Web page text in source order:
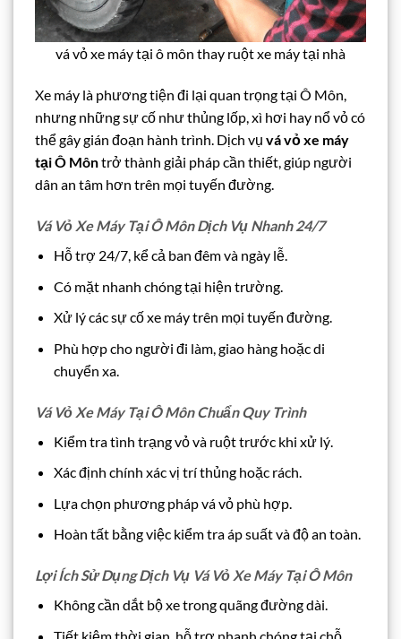
vá vỏ xe máy tại ô môn thay ruột xe máy tại nhà
Xe máy là phương tiện đi lại quan trọng tại Ô Môn,
nhưng những sự cố như thủng lốp, xì hơi hay nổ vỏ có
thể gây gián đoạn hành trình. Dịch vụ vá vỏ xe máy
tại Ô Môntrở thành giải pháp cần thiết, giúp người
dân an tâm hơn trên mọi tuyến đường.
Vá Vỏ Xe Máy Tại Ô Môn Dịch Vụ Nhanh 24/7
Hỗ trợ 24/7, kể cả ban đêm và ngày lễ.
Có mặt nhanh chóng tại hiện trường.
Xử lý các sự cố xe máy trên mọi tuyến đường.
Phù hợp cho người đi làm, giao hàng hoặc di
chuyển xa.
Vá Vỏ Xe Máy Tại Ô Môn Chuẩn Quy Trình
Kiểm tra tình trạng vỏ và ruột trước khi xử lý.
Xác định chính xác vị trí thủng hoặc rách.
Lựa chọn phương pháp vá vỏ phù hợp.
Hoàn tất bằng việc kiểm tra áp suất và độ an toàn.
Lợi Ích Sử Dụng Dịch Vụ Vá Vỏ Xe Máy Tại Ô Môn
Không cần dắt bộ xe trong quãng đường dài.